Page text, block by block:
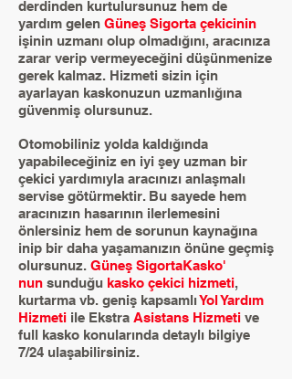
derdinden kurtulursunuz hem de
yardım gelen Güneş Sigorta çekicinin
işinin uzmanı olup olmadığını, aracınıza
zarar verip vermeyeceğini düşünmenize
gerek kalmaz. Hizmeti sizin için
ayarlayan kaskonuzun uzmanlığına
güvenmiş olursunuz.
Otomobiliniz yolda kaldığında
yapabileceğiniz en iyi şey uzman bir
çekici yardımıyla aracınızı anlaşmalı
servise götürmektir. Bu sayede hem
aracınızın hasarının ilerlemesini
önlersiniz hem de sorunun kaynağına
inip bir daha yaşamanızın önüne geçmiş
olursunuz. Güneş SigortaKasko'
nun sunduğu kasko çekici hizmeti,
kurtarma vb. geniş kapsamlıYol Yardım
Hizmeti ile Ekstra Asistans Hizmeti ve
full kasko konularında detaylı bilgiye
7/24 ulaşabilirsiniz.